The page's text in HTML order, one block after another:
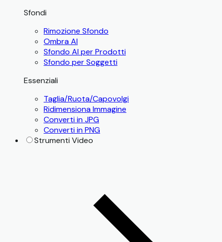
Sfondi
Rimozione Sfondo
Ombra AI
Sfondo AI per Prodotti
Sfondo per Soggetti
Essenziali
Taglia/Ruota/Capovolgi
Ridimensiona Immagine
Converti in JPG
Converti in PNG
Strumenti Video